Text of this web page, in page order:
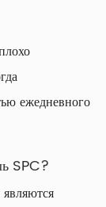
ежедневного
SPC?